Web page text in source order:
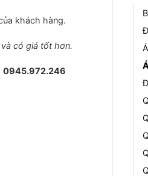
khách hàng.
có giá tốt hơn.
0945.972.246